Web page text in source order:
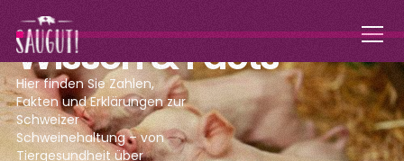
Wissen & Facts
Hier finden Sie Zahlen,
Fakten und Erklärungen zur
Schweizer
Schweinehaltung – von
Tiergesundheit über